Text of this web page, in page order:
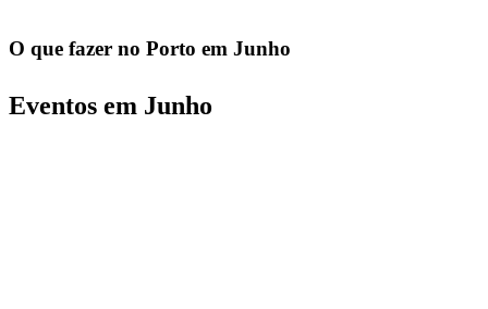
O que fazer no Porto em Junho
Eventos em Junho